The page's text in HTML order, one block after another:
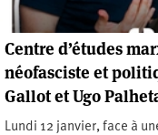
Centre d’études
néofasciste et
Gallot et Ugo
Lundi 12 janvier, face à